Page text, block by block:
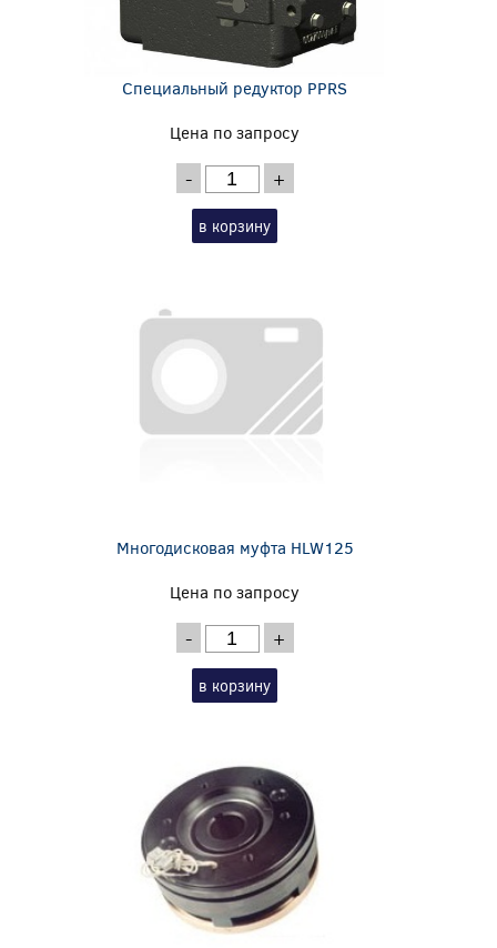
Специальный редуктор PPRS
Цена по запросу
- +
в корзину
Многодисковая муфта HLW125
Цена по запросу
- +
в корзину